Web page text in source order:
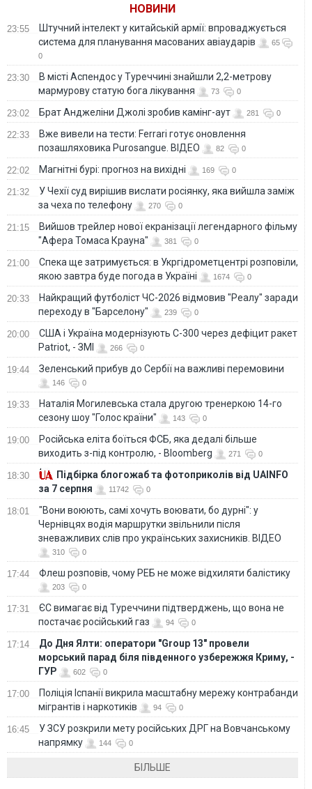
НОВИНИ
23:55
Штучний інтелект у китайській армії: впроваджується
система для планування масованих авіаударів
65
0
23:30
В місті Аспендос у Туреччині знайшли 2,2-метрову
мармурову статую бога лікування
73 0
23:02 Брат Анджеліни Джолі зробив камінг-аут 281 0
22:33
Вже вивели на тести: Ferrari готує оновлення
позашляховика Purosangue. ВІДЕО
82 0
22:02 Магнітні бурі: прогноз на вихідні 169 0
21:32
У Чехії суд вирішив вислати росіянку, яка вийшла заміж
за чеха по телефону
270 0
21:15
Вийшов трейлер нової екранізації легендарного фільму
"Афера Томаса Крауна"
381 0
21:00
Спека ще затримується: в Укргідрометцентрі розповіли,
якою завтра буде погода в Україні
1674 0
20:33
Найкращий футболіст ЧС-2026 відмовив "Реалу" заради
переходу в "Барселону"
239 0
20:00
США і Україна модернізують С-300 через дефіцит ракет
Patriot, - ЗМІ
266 0
19:44 Зеленський прибув до Сербії на важливі перемовини
146 0
19:33
Наталія Могилевська стала другою тренеркою 14-го
сезону шоу "Голос країни"
143 0
19:00
Російська еліта боїться ФСБ, яка дедалі більше
виходить з-під контролю, - Bloomberg
271 0
18:30
Підбірка блогожаб та фотоприколів від UAINFO
за 7 серпня
11742 0
18:01
"Вони воюють, самі хочуть воювати, бо дурні": у
Чернівцях водія маршрутки звільнили після
зневажливих слів про українських захисників. ВІДЕО
310 0
17:44 Флеш розповів, чому РЕБ не може відхиляти балістику
203 0
17:31
ЄС вимагає від Туреччини підтверджень, що вона не
постачає російський газ
94 0
17:14
До Дня Ялти: оператори "Group 13" провели
морський парад біля південного узбережжя Криму, -
ГУР
602 0
17:00
Поліція Іспанії викрила масштабну мережу контрабанди
мігрантів і наркотиків
94 0
16:45
У ЗСУ розкрили мету російських ДРГ на Вовчанському
напрямку
144 0
БІЛЬШЕ